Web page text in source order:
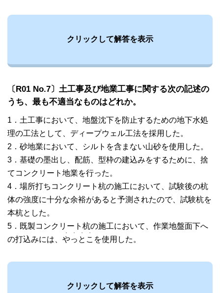
クリックして解答を表示
〔R01 No.7〕土工事及び地業工事に関する次の記述の
うち、最も不適当なものはどれか。
1．土工事において、地盤沈下を防止するための地下水処
理の工法として、ディープウェル工法を採用した。
2．砂地業において、シルトを含まない山砂を使用した。
3．基礎の墨出し、配筋、型枠の建込みをするために、捨
てコンクリート地業を行った。
4．場所打ちコンクリート杭の施工において、試験後の杭
体の強度に十分な余裕があると予測されたので、試験杭を
本杭とした。
5．既製コンクリート杭の施工において、作業地盤面下へ
の打込みには、 や
・
っ
・
と
・
こ
・
を使用した。
クリックして解答を表示